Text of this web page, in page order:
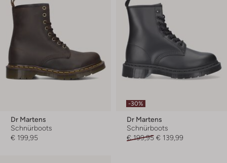
Dr Martens
Schnürboots
€ 199,95
-30%
Dr Martens
Schnürboots
€ 199,95 € 139,99